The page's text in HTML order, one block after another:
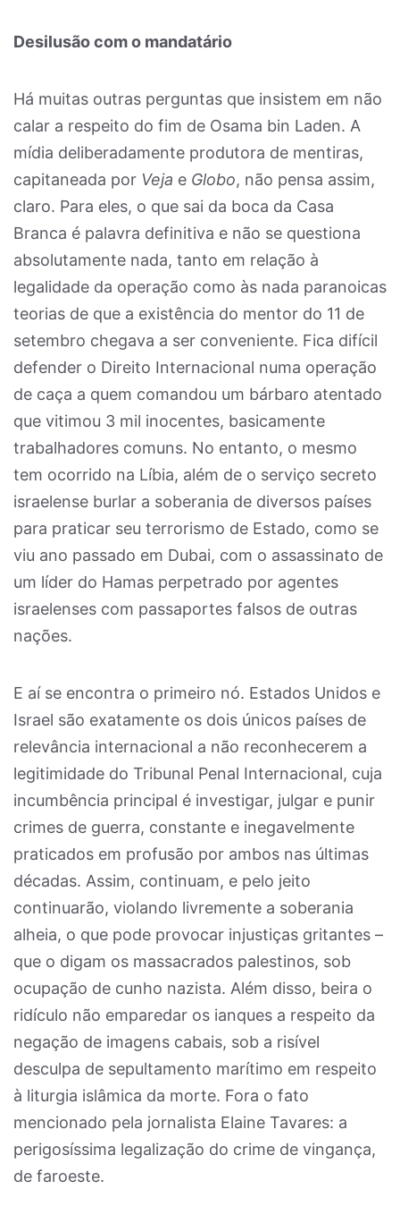
Desilusão com o mandatário
Há muitas outras perguntas que insistem em não
calar a respeito do fim de Osama bin Laden. A
mídia deliberadamente produtora de mentiras,
capitaneada por Veja e Globo, não pensa assim,
claro. Para eles, o que sai da boca da Casa
Branca é palavra definitiva e não se questiona
absolutamente nada, tanto em relação à
legalidade da operação como às nada paranoicas
teorias de que a existência do mentor do 11 de
setembro chegava a ser conveniente. Fica difícil
defender o Direito Internacional numa operação
de caça a quem comandou um bárbaro atentado
que vitimou 3 mil inocentes, basicamente
trabalhadores comuns. No entanto, o mesmo
tem ocorrido na Líbia, além de o serviço secreto
israelense burlar a soberania de diversos países
para praticar seu terrorismo de Estado, como se
viu ano passado em Dubai, com o assassinato de
um líder do Hamas perpetrado por agentes
israelenses com passaportes falsos de outras
nações.
E aí se encontra o primeiro nó. Estados Unidos e
Israel são exatamente os dois únicos países de
relevância internacional a não reconhecerem a
legitimidade do Tribunal Penal Internacional, cuja
incumbência principal é investigar, julgar e punir
crimes de guerra, constante e inegavelmente
praticados em profusão por ambos nas últimas
décadas. Assim, continuam, e pelo jeito
continuarão, violando livremente a soberania
alheia, o que pode provocar injustiças gritantes –
que o digam os massacrados palestinos, sob
ocupação de cunho nazista. Além disso, beira o
ridículo não emparedar os ianques a respeito da
negação de imagens cabais, sob a risível
desculpa de sepultamento marítimo em respeito
à liturgia islâmica da morte. Fora o fato
mencionado pela jornalista Elaine Tavares: a
perigosíssima legalização do crime de vingança,
de faroeste.